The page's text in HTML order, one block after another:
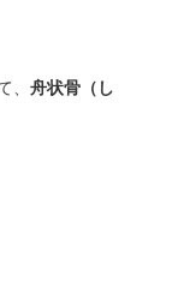
、 舟状骨（し